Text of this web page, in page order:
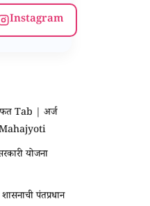
Instagram
Tab | अर्ज
Mahajyoti
योजना
पंतप्रधान